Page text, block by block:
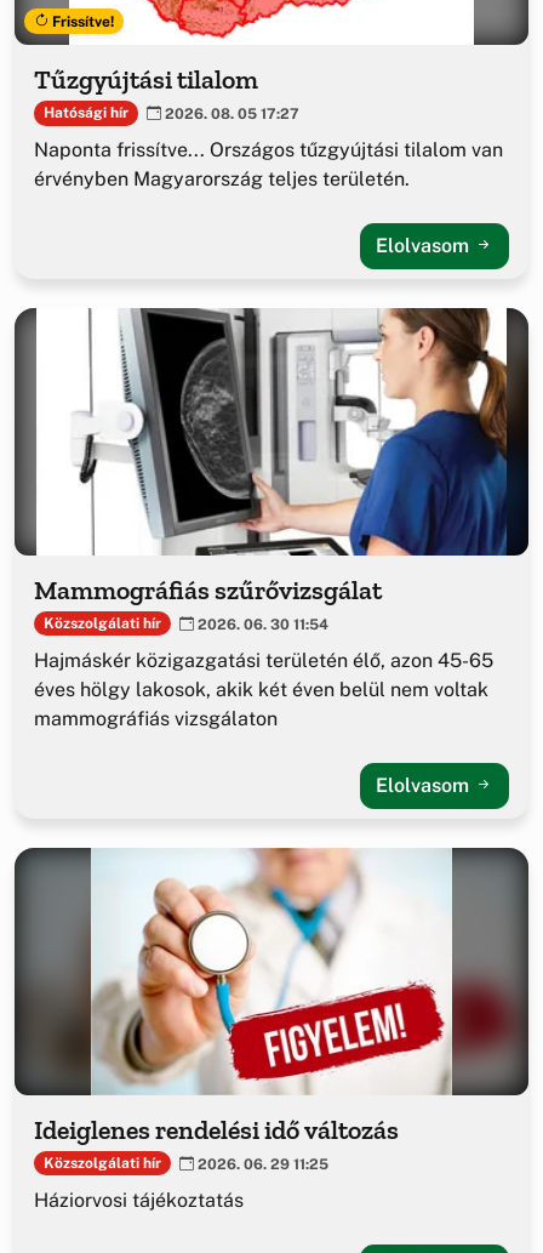
Frissítve!
Tűzgyújtási tilalom
Hatósági hír 2026. 08. 05 17:27
Naponta frissítve... Országos tűzgyújtási tilalom van
érvényben Magyarország teljes területén.
Elolvasom
Mammográfiás szűrővizsgálat
Közszolgálati hír 2026. 06. 30 11:54
Hajmáskér közigazgatási területén élő, azon 45-65
éves hölgy lakosok, akik két éven belül nem voltak
mammográfiás vizsgálaton
Elolvasom
Ideiglenes rendelési idő változás
Közszolgálati hír 2026. 06. 29 11:25
Háziorvosi tájékoztatás